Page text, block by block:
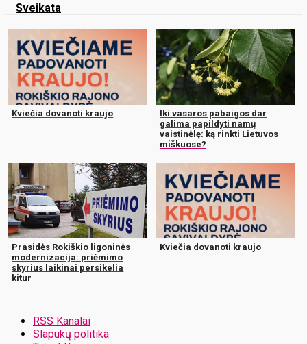
Sveikata
Kviečia dovanoti kraujo
Iki vasaros pabaigos dar
galima papildyti namų
vaistinėlę: ką rinkti Lietuvos
miškuose?
Prasidės Rokiškio ligoninės
modernizacija: priėmimo
skyrius laikinai persikelia
kitur
Kviečia dovanoti kraujo
RSS Kanalai
Slapukų politika